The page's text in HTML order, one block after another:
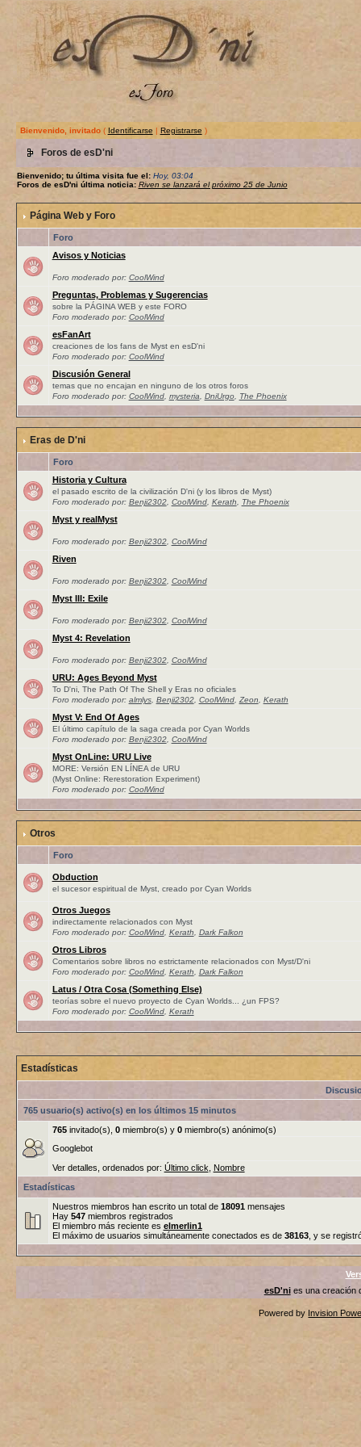
Bienvenido, invitado( Identificarse | Registrarse )
Foros de esD'ni
Bienvenido; tu última visita fue el: Hoy, 03:04
Foros de esD'ni última noticia: Riven se lanzará el próximo 25 de Junio
Página Web y Foro
Foro
Avisos y Noticias
Foro moderado por: CoolWind
Preguntas, Problemas y Sugerencias
sobre la PÁGINA WEB y este FORO
Foro moderado por: CoolWind
esFanArt
creaciones de los fans de Myst en esD'ni
Foro moderado por: CoolWind
Discusión General
temas que no encajan en ninguno de los otros foros
Foro moderado por: CoolWind, mysteria DniUrgo, The Phoenix
Eras de D'ni
Foro
Historia y Cultura
el pasado escrito de la civilización D'ni (y los libros de Myst)
Foro moderado por: Benji2302, CoolWind, Kerath The Phoenix
Myst y realMyst
Foro moderado por: Benji2302, CoolWind
Riven
Foro moderado por: Benji2302, CoolWind
Myst III: Exile
Foro moderado por: Benji2302, CoolWind
Myst 4: Revelation
Foro moderado por: Benji2302, CoolWind
URU: Ages Beyond Myst
To D'ni, The Path Of The Shell y Eras no oficiales
Foro moderado por: almlys, Benji2302, CoolWind, Zeon Kerath
Myst V: End Of Ages
El último capítulo de la saga creada por Cyan Worlds
Foro moderado por: Benji2302, CoolWind
Myst OnLine: URU Live
MORE: Versión EN LÍNEA de URU
(Myst Online: Rerestoration Experiment)
Foro moderado por: CoolWind
Otros
Foro
Obduction
el sucesor espiritual de Myst, creado por Cyan Worlds
Otros Juegos
indirectamente relacionados con Myst
Foro moderado por: CoolWind, Kerath Dark Falkon
Otros Libros
Comentarios sobre libros no estrictamente relacionados con Myst/D'ni
Foro moderado por: CoolWind, Kerath Dark Falkon
Latus / Otra Cosa (Something Else)
teorías sobre el nuevo proyecto de Cyan Worlds... ¿un FPS?
Foro moderado por: CoolWind, Kerath
Estadísticas
765 usuario(s) activo(s) en los últimos 15 minutos
765invitado(s), 0miembro(s) y 0miembro(s) anónimo(s)
Googlebot
Ver detalles, ordenados por: Último click
Nombre
Estadísticas
Nuestros miembros han escrito un total de 18091mensajes
Hay 547miembros registrados
El miembro más reciente es elmerlin1
El máximo de usuarios simultáneamente conectados es de 38163, y se
esD'nies una creación
Powered by Invision